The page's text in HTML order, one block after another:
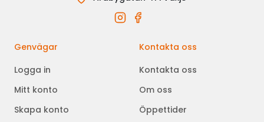
Genvägar
Logga in
Mitt konto
Skapa konto
Kontakta oss
Kontakta oss
Om oss
Öppettider